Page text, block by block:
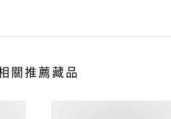
關推薦藏品